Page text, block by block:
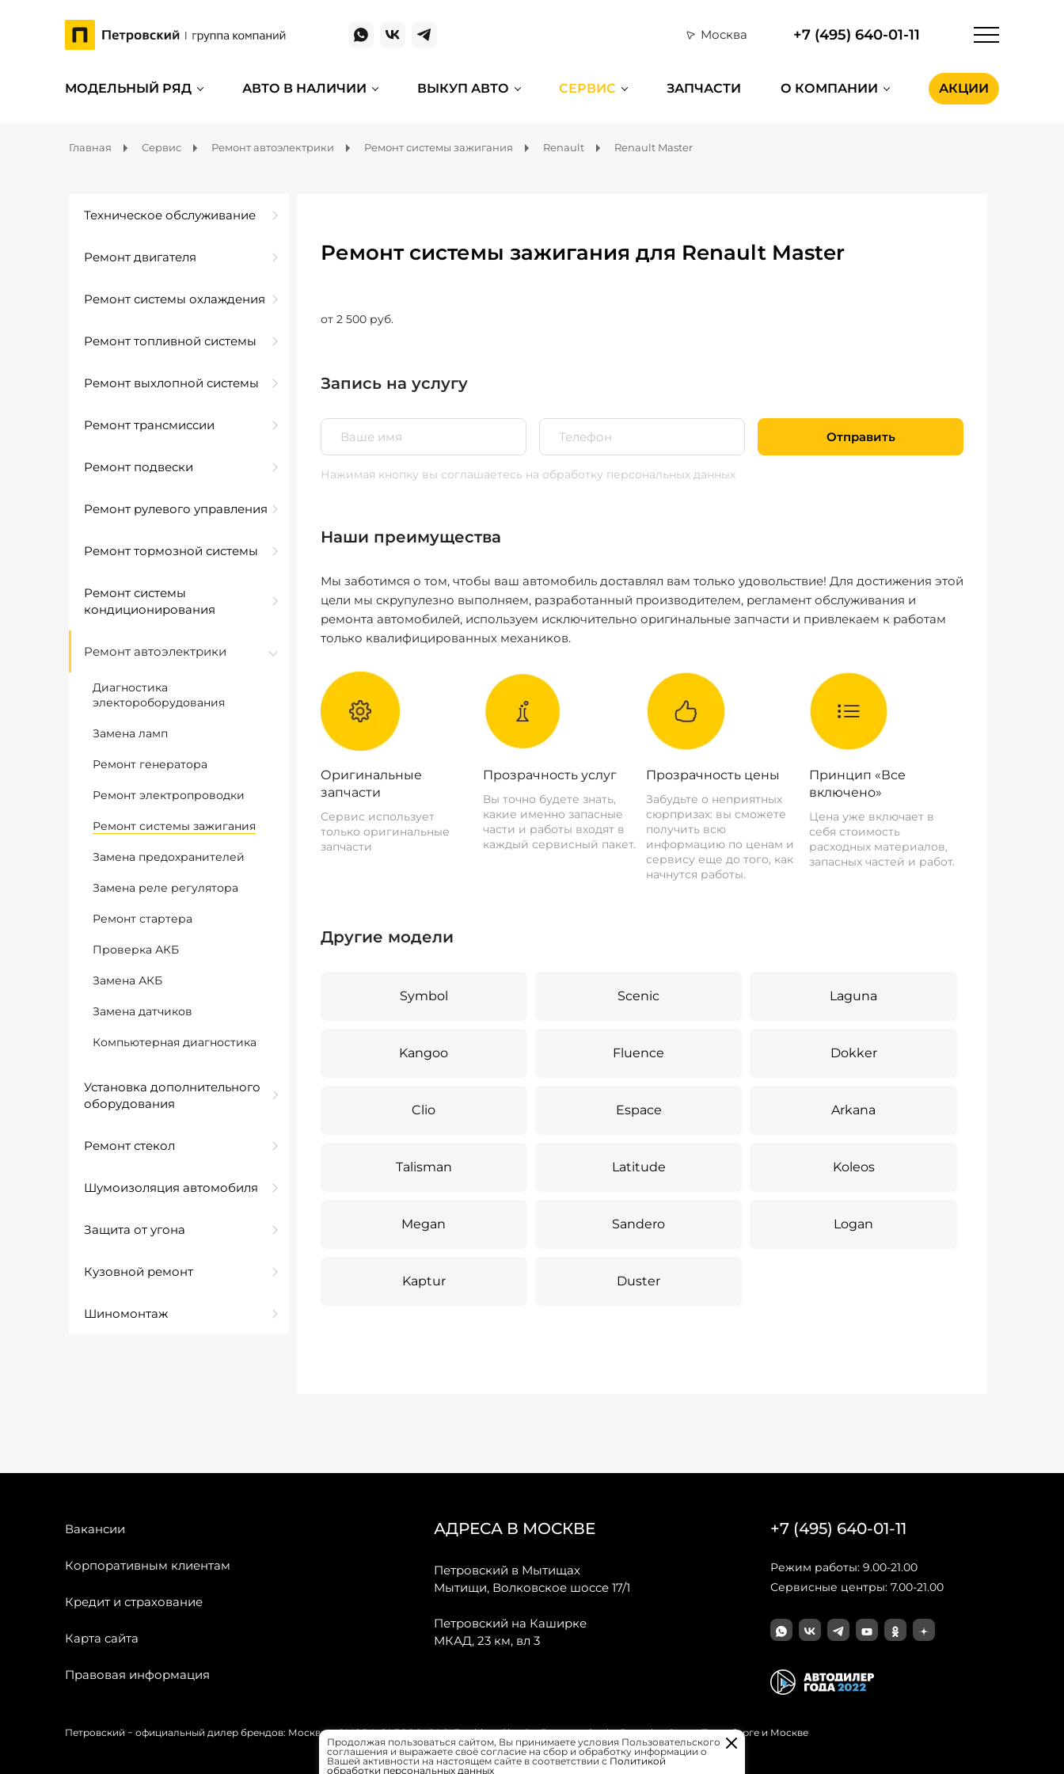
Москва +7 (495) 640-01-11
МОДЕЛЬНЫЙ РЯД АВТО В НАЛИЧИИ ВЫКУП АВТО СЕРВИС ЗАПЧАСТИ О КОМПАНИИ АКЦИИ
Главная Сервис Ремонт автоэлектрики Ремонт системы зажигания Renault Renault Master
Техническое обслуживание
Ремонт двигателя
Ремонт системы охлаждения
Ремонт топливной системы
Ремонт выхлопной системы
Ремонт трансмиссии
Ремонт подвески
Ремонт рулевого управления
Ремонт тормозной системы
Ремонт системы
кондиционирования
Ремонт автоэлектрики
Диагностика
электороборудования
Замена ламп
Ремонт генератора
Ремонт электропроводки
Ремонт системы зажигания
Замена предохранителей
Замена реле регулятора
Ремонт стартера
Проверка АКБ
Замена АКБ
Замена датчиков
Компьютерная диагностика
Установка дополнительного
оборудования
Ремонт стекол
Шумоизоляция автомобиля
Защита от угона
Кузовной ремонт
Шиномонтаж
Ремонт системы зажигания для Renault Master
от 2 500 руб.
Запись на услугу
Отправить
Нажимая кнопку вы соглашаетесь на обработку персональных данных
Наши преимущества
Мы заботимся о том, чтобы ваш автомобиль доставлял вам только удовольствие! Для достижения этой
цели мы скрупулезно выполняем, разработанный производителем, регламент обслуживания и
ремонта автомобилей, используем исключительно оригинальные запчасти и привлекаем к работам
только квалифицированных механиков.
Оригинальные
запчасти
Сервис использует
только оригинальные
запчасти
Прозрачность услуг
Вы точно будете знать,
какие именно запасные
части и работы входят в
каждый сервисный пакет.
Прозрачность цены
Забудьте о неприятных
сюрпризах: вы сможете
получить всю
информацию по ценам и
сервису еще до того, как
начнутся работы.
Принцип «Все
включено»
Цена уже включает в
себя стоимость
расходных материалов,
запасных частей и работ.
Другие модели
Symbol Scenic Laguna
Kangoo Fluence Dokker
Clio Espace Arkana
Talisman Latitude Koleos
Megan Sandero Logan
Kaptur Duster
Вакансии
Корпоративным клиентам
Кредит и страхование
Карта сайта
Правовая информация
АДРЕСА В МОСКВЕ
Петровский в Мытищах
Мытищи, Волковское шоссе 17/1
Петровский на Каширке
МКАД, 23 км, вл 3
+7 (495) 640-01-11
Режим работы: 9.00-21.00
Сервисные центры: 7.00-21.00
Петровский − официальный дилер брендов: Москвич, OMODA, JAECOO, GAC, Forthing, Citroёn, Peugeot, Opel и Renault в Санкт-Петербурге и Москве
Продолжая пользоваться сайтом, Вы принимаете условия Пользовательского
соглашения и выражаете своё согласие на сбор и обработку информации о
Вашей активности на настоящем сайте в соответствии с Политикой
обработки персональных данных